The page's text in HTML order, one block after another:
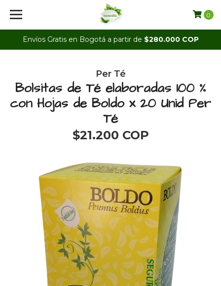
Envíos Gratis en Bogotá a partir de $280.000 COP
0
Per Té
Bolsitas de Té elaboradas 100 %
con Hojas de Boldo x 20 Unid Per
Té
$21.200 COP